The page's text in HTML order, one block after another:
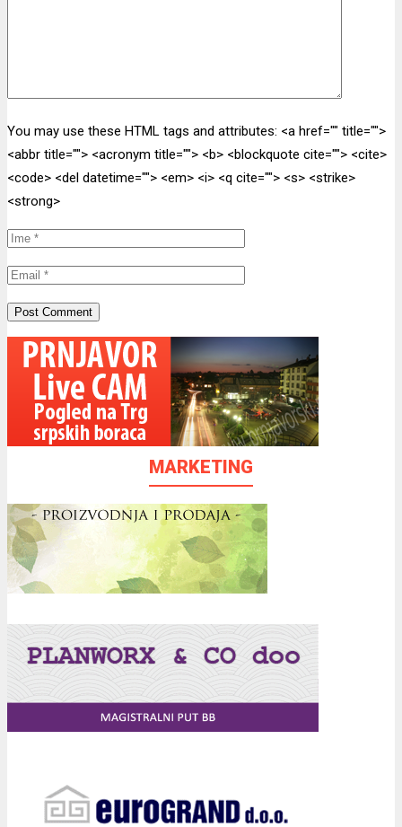
You may use these HTML tags and attributes: <a href="" title="">
<abbr title=""> <acronym title=""> <b> <blockquote cite=""> <cite>
<code> <del datetime=""> <em> <i> <q cite=""> <s> <strike>
<strong>
MARKETING